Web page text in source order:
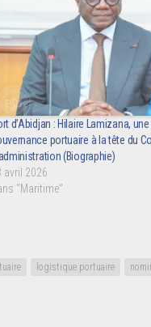
d’Abidjan : Hilaire Lamizana,
portuaire à la tête du
(Biographie)
avril 2026
"Maritime"
logistique portuaire